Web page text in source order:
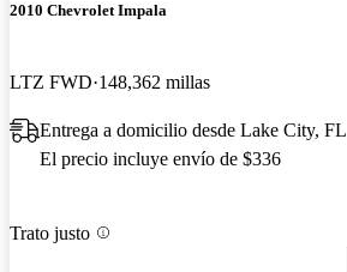
2010 Chevrolet Impala
LTZ FWD 148,362 millas
Entrega a domicilio desde Lake City, FL
El precio incluye envío de $336
Trato justo